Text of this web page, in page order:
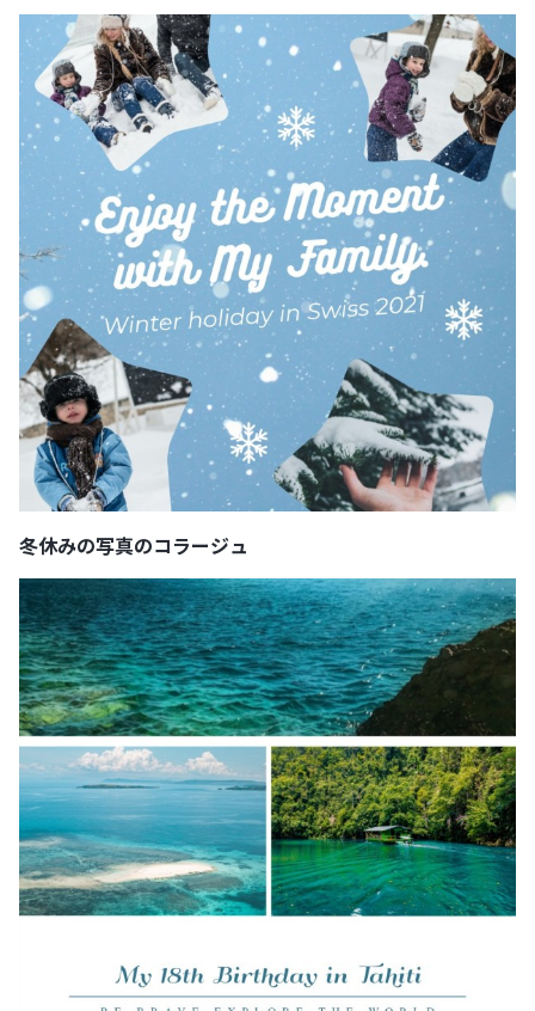
冬休みの写真のコラージュ